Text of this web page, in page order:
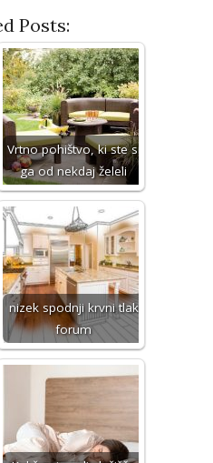
Posts:
Vrtno pohištvo, ki ste si
ga od nekdaj želeli
nizek spodnji krvni tlak
forum